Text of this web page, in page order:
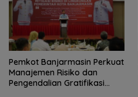
Pemkot Banjarmasin Perkuat
Manajemen Risiko dan
Pengendalian Gratifikasi